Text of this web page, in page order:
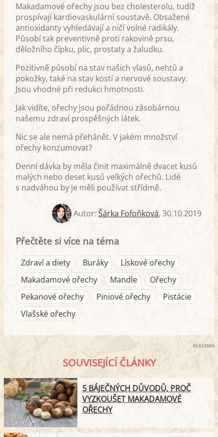
Makadamové ořechy jsou bez cholesterolu, tudíž
prospívají kardiovaskulární soustavě. Obsažené
antioxidanty vyhledávají a ničí volné radikály.
Působí tak preventivně proti rakovině prsu,
děložního čípku, plic, prostaty a žaludku.
Pozitivně působí na stav našich vlasů, nehtů a
pokožky, také na stav kostí a nervové soustavy.
Jsou vhodné při redukci hmotnosti.
Jak vidíte, ořechy jsou pořádnou zásobárnou
našemu zdraví prospěšných látek.
Nic se ale nemá přehánět. V jakém množství
ořechy konzumovat?
Denní dávka by měla činit maximálně dvacet kusů
malých nebo deset kusů velkých ořechů. Lidé
s nadváhou by je měli používat střídmě.
Autor:Šárka Fofoňková,30.10.2019
Přečtěte si více na téma
Zdraví a diety Buráky
Lískové ořechy
Makadamové ořechy
Mandle
Ořechy
Pekanové ořechy
Piniové ořechy
Pistácie
Vlašské ořechy
REKLAMA
SOUVISEJÍCÍ ČLÁNKY
5 BÁJEČNÝCH DŮVODŮ, PROČ
VYZKOUŠET MAKADAMOVÉ
OŘECHY